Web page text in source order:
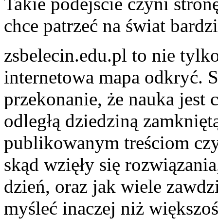
chce patrzeć na świat
zsbelecin.edu.pl to nie
internetowa mapa odkryć.
przekonanie, że nauka jest
odległą dziedziną
publikowanym treściom
skąd wzięły się
dzień, oraz jak wiele
myśleć inaczej niż